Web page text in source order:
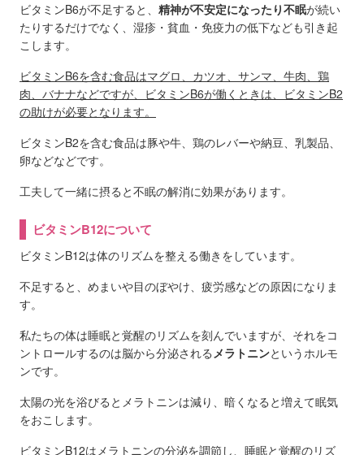
ビタミンB6が不足すると、 精神が不安定になったり不眠が続い
たりするだけでなく、湿疹・貧血・免疫力の低下なども引き起
こします。
ビタミンB6を含む食品はマグロ、カツオ、サンマ、牛肉、鶏
肉、バナナなどですが、ビタミンB6が働くときは、ビタミンB2
の助けが必要となります。
ビタミンB2を含む食品は豚や牛、鶏のレバーや納豆、乳製品、
卵などなどです。
工夫して一緒に摂ると不眠の解消に効果があります。
ビタミンB12について
ビタミンB12は体のリズムを整える働きをしています。
不足すると、めまいや目のぼやけ、疲労感などの原因になりま
す。
私たちの体は睡眠と覚醒のリズムを刻んでいますが、それをコ
ントロールするのは脳から分泌されるメラトニンというホルモ
ンです。
太陽の光を浴びるとメラトニンは減り、暗くなると増えて眠気
をおこします。
ビタミンB12はメラトニンの分泌を調節し、睡眠と覚醒のリズ